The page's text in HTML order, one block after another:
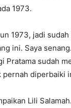
1973.
1973, jadi
ini. Saya
Pratama sudah
pernah diperbaiki
Lili